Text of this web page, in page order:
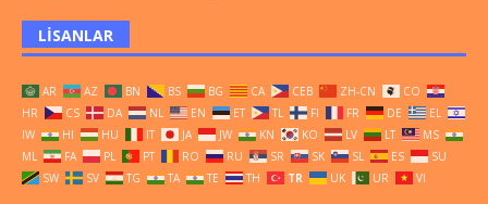
LISANLAR
AR AZ BN BS BG CA CEB ZH-CN
CO
HR
CS DA NL EN ET TL FI FR DE
EL
IW
HI HU IT JA JW KN KO LV LT
MS
ML
FA PL PT RO RU SR SK SL ES
SU
SW
SV TG TA TE TH TR UK UR VI